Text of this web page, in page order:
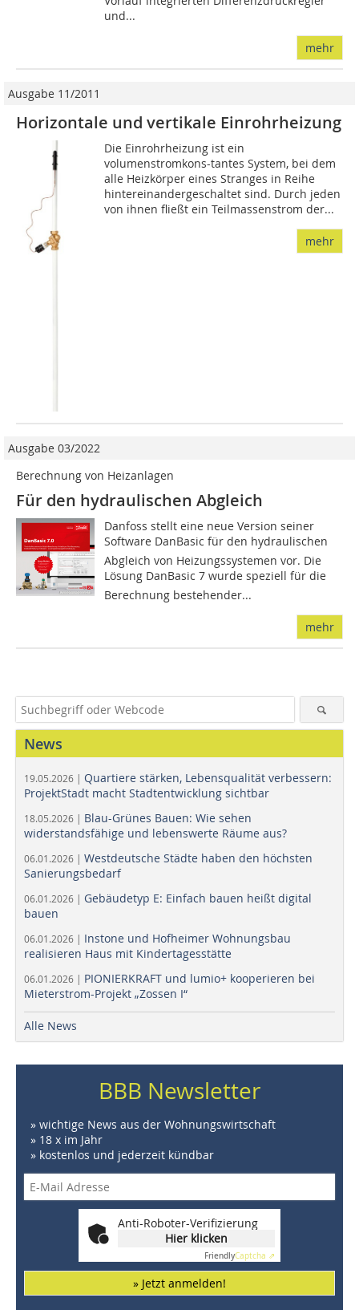
und...
mehr
Ausgabe 11/2011
Horizontale und vertikale Einrohrheizung
Die Einrohrheizung ist ein
volumenstromkons-tantes System, bei dem
alle Heizkörper eines Stranges in Reihe
hintereinandergeschaltet sind. Durch jeden
von ihnen fließt ein Teilmassenstrom der...
mehr
Ausgabe 03/2022
Berechnung von Heizanlagen
Für den hydraulischen Abgleich
Danfoss stellt eine neue Version seiner
Software DanBasic für den hydraulischen
Abgleich von Heizungssystemen vor. Die
Lösung DanBasic 7 wurde speziell für die
Berechnung bestehender...
mehr
News
19.05.2026 | Quartiere stärken, Lebensqualität verbessern:
ProjektStadt macht Stadtentwicklung sichtbar
18.05.2026 | Blau-Grünes Bauen: Wie sehen
widerstandsfähige und lebenswerte Räume aus?
06.01.2026 | Westdeutsche Städte haben den höchsten
Sanierungsbedarf
06.01.2026 | Gebäudetyp E: Einfach bauen heißt digital
bauen
06.01.2026 | Instone und Hofheimer Wohnungsbau
realisieren Haus mit Kindertagesstätte
06.01.2026 | PIONIERKRAFT und lumio+ kooperieren bei
Mieterstrom-Projekt „Zossen I“
Alle News
BBB Newsletter
» wichtige News aus der Wohnungswirtschaft
» 18 x im Jahr
» kostenlos und jederzeit kündbar
Anti-Roboter-Verifizierung
Hier klicken
FriendlyCaptcha ⇗
» Jetzt anmelden!